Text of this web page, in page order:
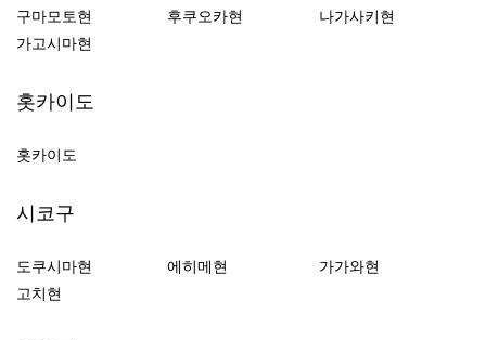
구마모토현
후쿠오카현
나가사키현
가고시마현
홋카이도
홋카이도
시코구
도쿠시마현 에히메현
가가와현
고치현